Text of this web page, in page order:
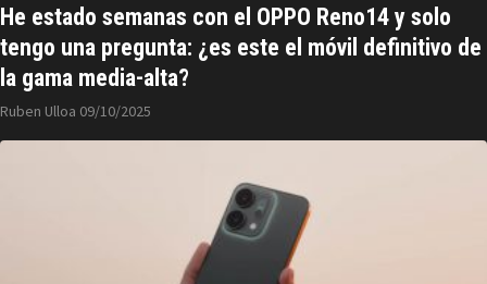
He estado semanas con el OPPO Reno14 y solo
tengo una pregunta: ¿es este el móvil definitivo de
la gama media-alta?
Ruben Ulloa 09/10/2025